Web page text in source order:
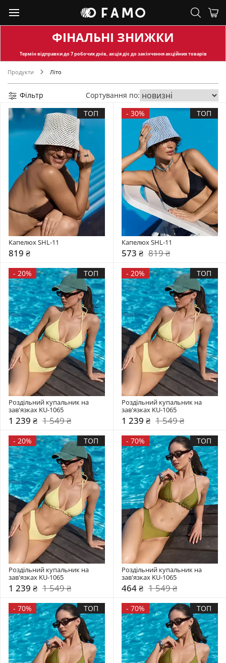
ФІНАЛЬНІ ЗНИЖКИ
Термін відправкидо 7 робочих днів, акція діє до закінчення акційних товарів
Продукти Літо
Фільтр
Сортування по:
ТОП
Капелюх SHL-11
819 ₴
- 30% ТОП
Капелюх SHL-11
573 ₴ 819 ₴
- 20% ТОП
Роздільний купальник на
зав'язках KU-1065
1 239 ₴ 1 549 ₴
- 20% ТОП
Роздільний купальник на
зав'язках KU-1065
1 239 ₴ 1 549 ₴
- 20% ТОП
Роздільний купальник на
зав'язках KU-1065
1 239 ₴ 1 549 ₴
- 70% ТОП
Роздільний купальник на
зав'язках KU-1065
464 ₴ 1 549 ₴
- 70% ТОП - 70% ТОП